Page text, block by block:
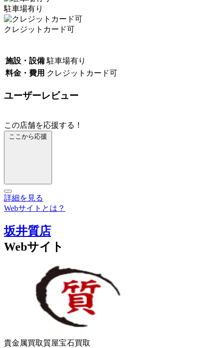
駐車場有り
クレジットカード可
施設・設備 駐車場有り
料金・費用 クレジットカード可
ユーザーレビュー
この店舗を応援する！
ここから応援
詳細を見る
Webサイトとは？
坂井質店
Webサイト
貴金属買取質屋宝石買取